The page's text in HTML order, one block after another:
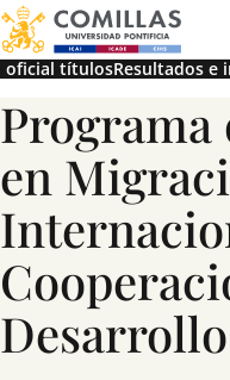
Máster en
Saber más
oficial títulosResultados e
Programa
en
Desarrollo